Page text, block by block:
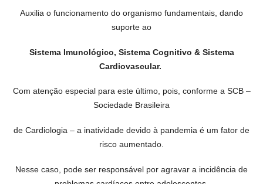
Auxilia o funcionamento do organismo fundamentais, dando
suporte ao
Sistema Imunológico, Sistema Cognitivo & Sistema
Cardiovascular.
Com atenção especial para este último, pois, conforme a SCB –
Sociedade Brasileira
de Cardiologia – a inatividade devido à pandemia é um fator de
risco aumentado.
Nesse caso, pode ser responsável por agravar a incidência de